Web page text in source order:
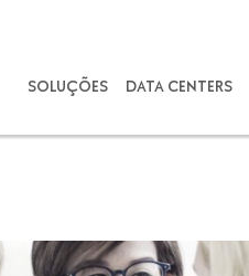
SOLUÇÕES DATA CENTERS